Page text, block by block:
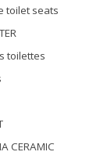
toilet seats
toilettes
CERAMIC